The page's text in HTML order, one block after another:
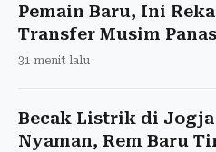
Pemain Baru, Ini
Transfer Musim Panas
31 menit lalu
Becak Listrik di
Nyaman, Rem Baru